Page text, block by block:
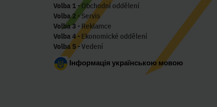
Volba 1- Obchodní oddělení
Volba 2 - Servis
Volba 3 - Reklamce
Volba 4- Ekonomické oddělení
Volba 5- Vedení
Інформація українською мовою